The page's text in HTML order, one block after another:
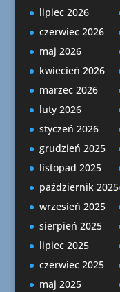
lipiec 2026
czerwiec 2026
maj 2026
kwiecień 2026
marzec 2026
luty 2026
styczeń 2026
grudzień 2025
listopad 2025
październik 2025
wrzesień 2025
sierpień 2025
lipiec 2025
czerwiec 2025
maj 2025